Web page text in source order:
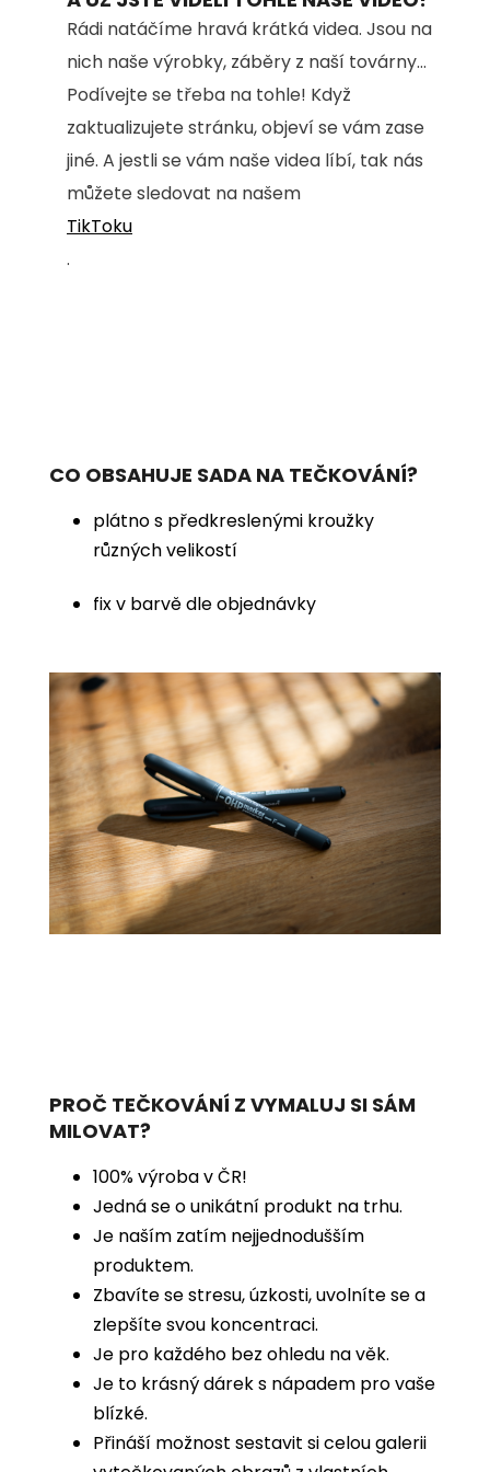
Rádi natáčíme hravá krátká videa. Jsou na
nich naše výrobky, záběry z naší továrny...
Podívejte se třeba na tohle! Když
zaktualizujete stránku, objeví se vám zase
jiné. A jestli se vám naše videa líbí, tak nás
můžete sledovat na našem
TikToku
.
CO OBSAHUJE SADA NA TEČKOVÁNÍ?
plátno s předkreslenými kroužky
různých velikostí
fix v barvě dle objednávky
PROČ TEČKOVÁNÍ Z VYMALUJ SI SÁM
MILOVAT?
100% výroba v ČR!
Jedná se o unikátní produkt na trhu.
Je naším zatím nejjednodušším
produktem.
Zbavíte se stresu, úzkosti, uvolníte se a
zlepšíte svou koncentraci.
Je pro každého bez ohledu na věk.
Je to krásný dárek s nápadem pro vaše
blízké.
Přináší možnost sestavit si celou galerii